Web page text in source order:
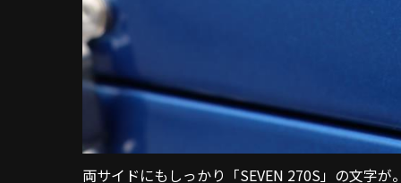
両サイドにもしっかり「SEVEN 270S」の文字が